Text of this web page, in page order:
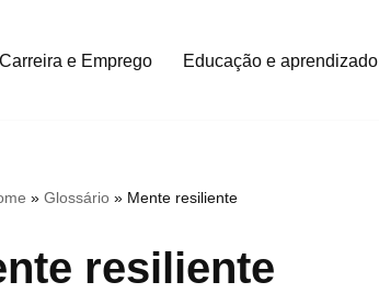
Carreira e Emprego Educação e aprendizado
»Glossário » Mente resiliente
resiliente